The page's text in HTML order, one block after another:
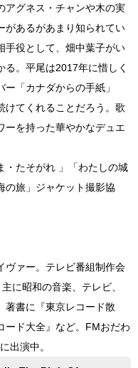
アグネス・チャンや木の実
があるがあまり知られてい
手役として、畑中葉子がい
。平尾は2017年に惜しく
「カナダからの手紙」
けてくれることだろう。歌
ーを持った華やかなデュエ
・たそがれ 」「わたしの城
の旅」ジャケット撮影協
ヴァー。テレビ番組制作会
に昭和の音楽、テレビ、
著書に『東京レコード散
ード大全』など。FMおだわ
出演中。